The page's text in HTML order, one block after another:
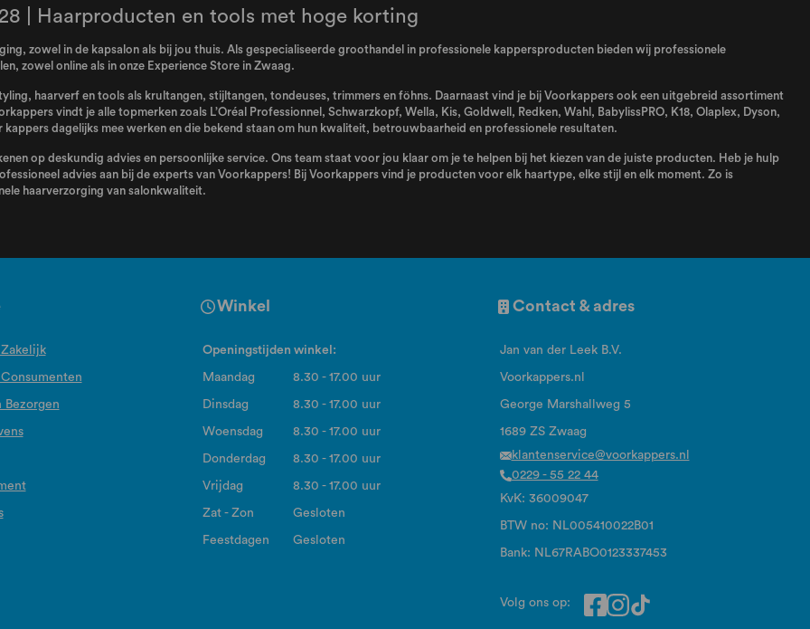
| Haarproducten en tools met hoge korting
zowel in de kapsalon als bij jou thuis. Als gespecialiseerde groothandel in professionele kappersproducten bieden wij professionele
zowel online als in onze Experience Store in Zwaag.
haarverf en tools als krultangen, stijltangen, tondeuses, trimmers en föhns. Daarnaast vind je bij Voorkappers ook een uitgebreid assortiment
vindt je alle topmerken zoals L’Oréal Professionnel , Schwarzkopf, Wella, Kis, Goldwell , Redken, Wahl , BabylissPRO, K18, Olaplex, Dyson,
kappers dagelijks mee werken en die bekend staan om hun kwaliteit, betrouwbaarheid en professionele resultaten.
op deskundig advies en persoonlijke service. Ons team staat voor jou klaar om je te helpen bij het kiezen van de juiste producten. Heb je hulp
advies aan bij de experts van Voorkappers! Bij Voorkappers vind je producten voor elk haartype, elke stijl en elk moment. Zo is
haarverzorging van salonkwaliteit.
Winkel Contact & adres
Bezorgen
Openingstijden winkel:
Maandag 8.30 - 17.00 uur
Dinsdag 8.30 - 17.00 uur
Woensdag 8.30 - 17.00 uur
Donderdag 8.30 - 17.00 uur
Vrijdag 8.30 - 17.00 uur
Zat - Zon Gesloten
Feestdagen Gesloten
Jan van der Leek B.V.
Voorkappers.nl
George Marshallweg 5
1689 ZS Zwaag
klantenservice@voorkappers.nl
0229 - 55 22 44
KvK: 36009047
BTW no: NL005410022B01
Bank: NL67RABO0123337453
Volg ons op: